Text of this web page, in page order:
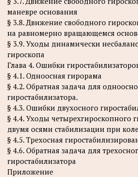
маневре основания
§ 3.8. Движение свободного
на равномерно вращающемся
§ 3.9. Уходы динамически
гироскопа
Глава 4. Ошибки
§ 4.1. Одноосная гирорама
§ 4.2. Обратная задача для
гиростабилизатора.
§ 4.3. Ошибки двухосного
§ 4.4. Уходы четырехгироскопного
двумя осями стабилизации при
§ 4.5. Трехосная
§ 4.6. Обратная задача для
гиростабилизатора
Приложение